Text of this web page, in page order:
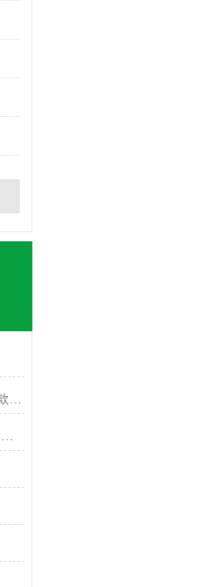
Pulsar Measurement的PDFM 6.1是一款便携式、外夹式多普勒超声波流量计
GARANT*Hoffmann磨削工具的特点和应用